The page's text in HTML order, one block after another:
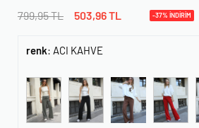
799,95TL 503,96TL -37% İNDİRİM
renk: ACI KAHVE